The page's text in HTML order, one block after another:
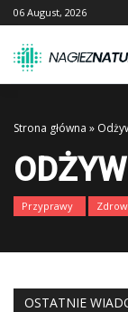
Skip
to
06 August, 2026
Strona główna »
Przyprawy
OSTATNIE